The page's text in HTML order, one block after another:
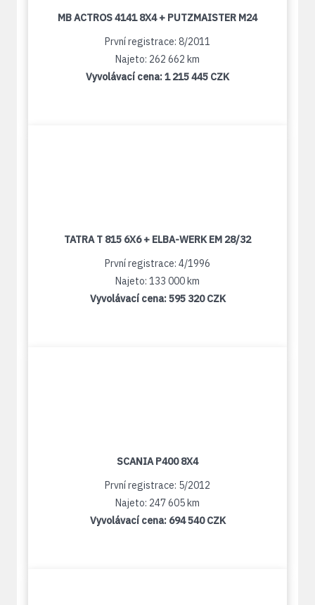
MB ACTROS 4141 8X4 + PUTZMAISTER M24
První registrace: 8/2011
Najeto: 262 662 km
Vyvolávací cena:1 215 445 CZK
TATRA T 815 6X6 + ELBA-WERK EM 28/32
První registrace: 4/1996
Najeto: 133 000 km
Vyvolávací cena:595 320 CZK
SCANIA P400 8X4
První registrace: 5/2012
Najeto: 247 605 km
Vyvolávací cena: 694 540 CZK